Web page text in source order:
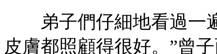
弟子們仔細地看過一
皮膚都照顧得很好。”曾